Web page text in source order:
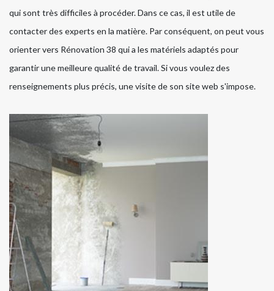
qui sont très difficiles à procéder. Dans ce cas, il est utile de
contacter des experts en la matière. Par conséquent, on peut vous
orienter vers Rénovation 38 qui a les matériels adaptés pour
garantir une meilleure qualité de travail. Si vous voulez des
renseignements plus précis, une visite de son site web s'impose.